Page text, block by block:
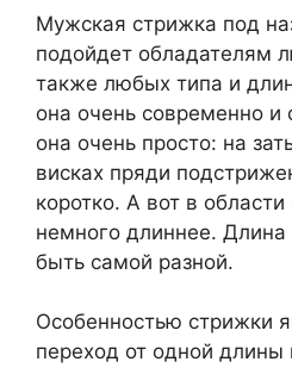
Мужская стрижка под
подойдет обладателям
также любых типа и
она очень современно и
она очень просто: на
висках пряди
коротко. А вот в
немного длиннее.
быть самой разной.
Особенностью стрижки
переход от одной длины